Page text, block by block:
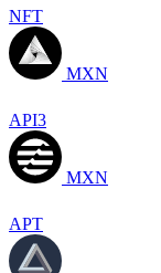
NFT
MXN
API3
MXN
APT